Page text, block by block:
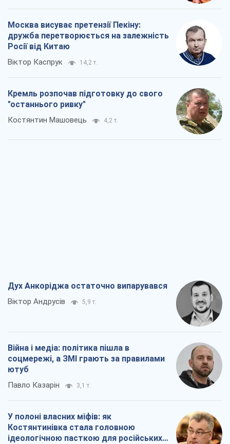
Москва висуває претензії Пекіну:
дружба перетворюється на залежність
Росії від Китаю
Віктор Каспрук 14,2 т.
Кремль розпочав підготовку до свого
"останнього ривку"
Костянтин Машовець 4,2 т.
Дух Анкоріджа остаточно випарувався
Віктор Андрусів 5,9 т.
Війна і медіа: політика пішла в
соцмережі, а ЗМІ грають за правилами
ютуб
Павло Казарін 3,1 т.
У полоні власних міфів: як
Костянтинівка стала головною
ідеологічною пасткою для російських